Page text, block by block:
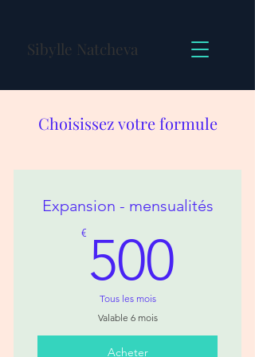
Sibylle Natcheva
Choisissez votre formule
Expansion - mensualités
€ 500
Tous les mois
Valable 6 mois
Acheter